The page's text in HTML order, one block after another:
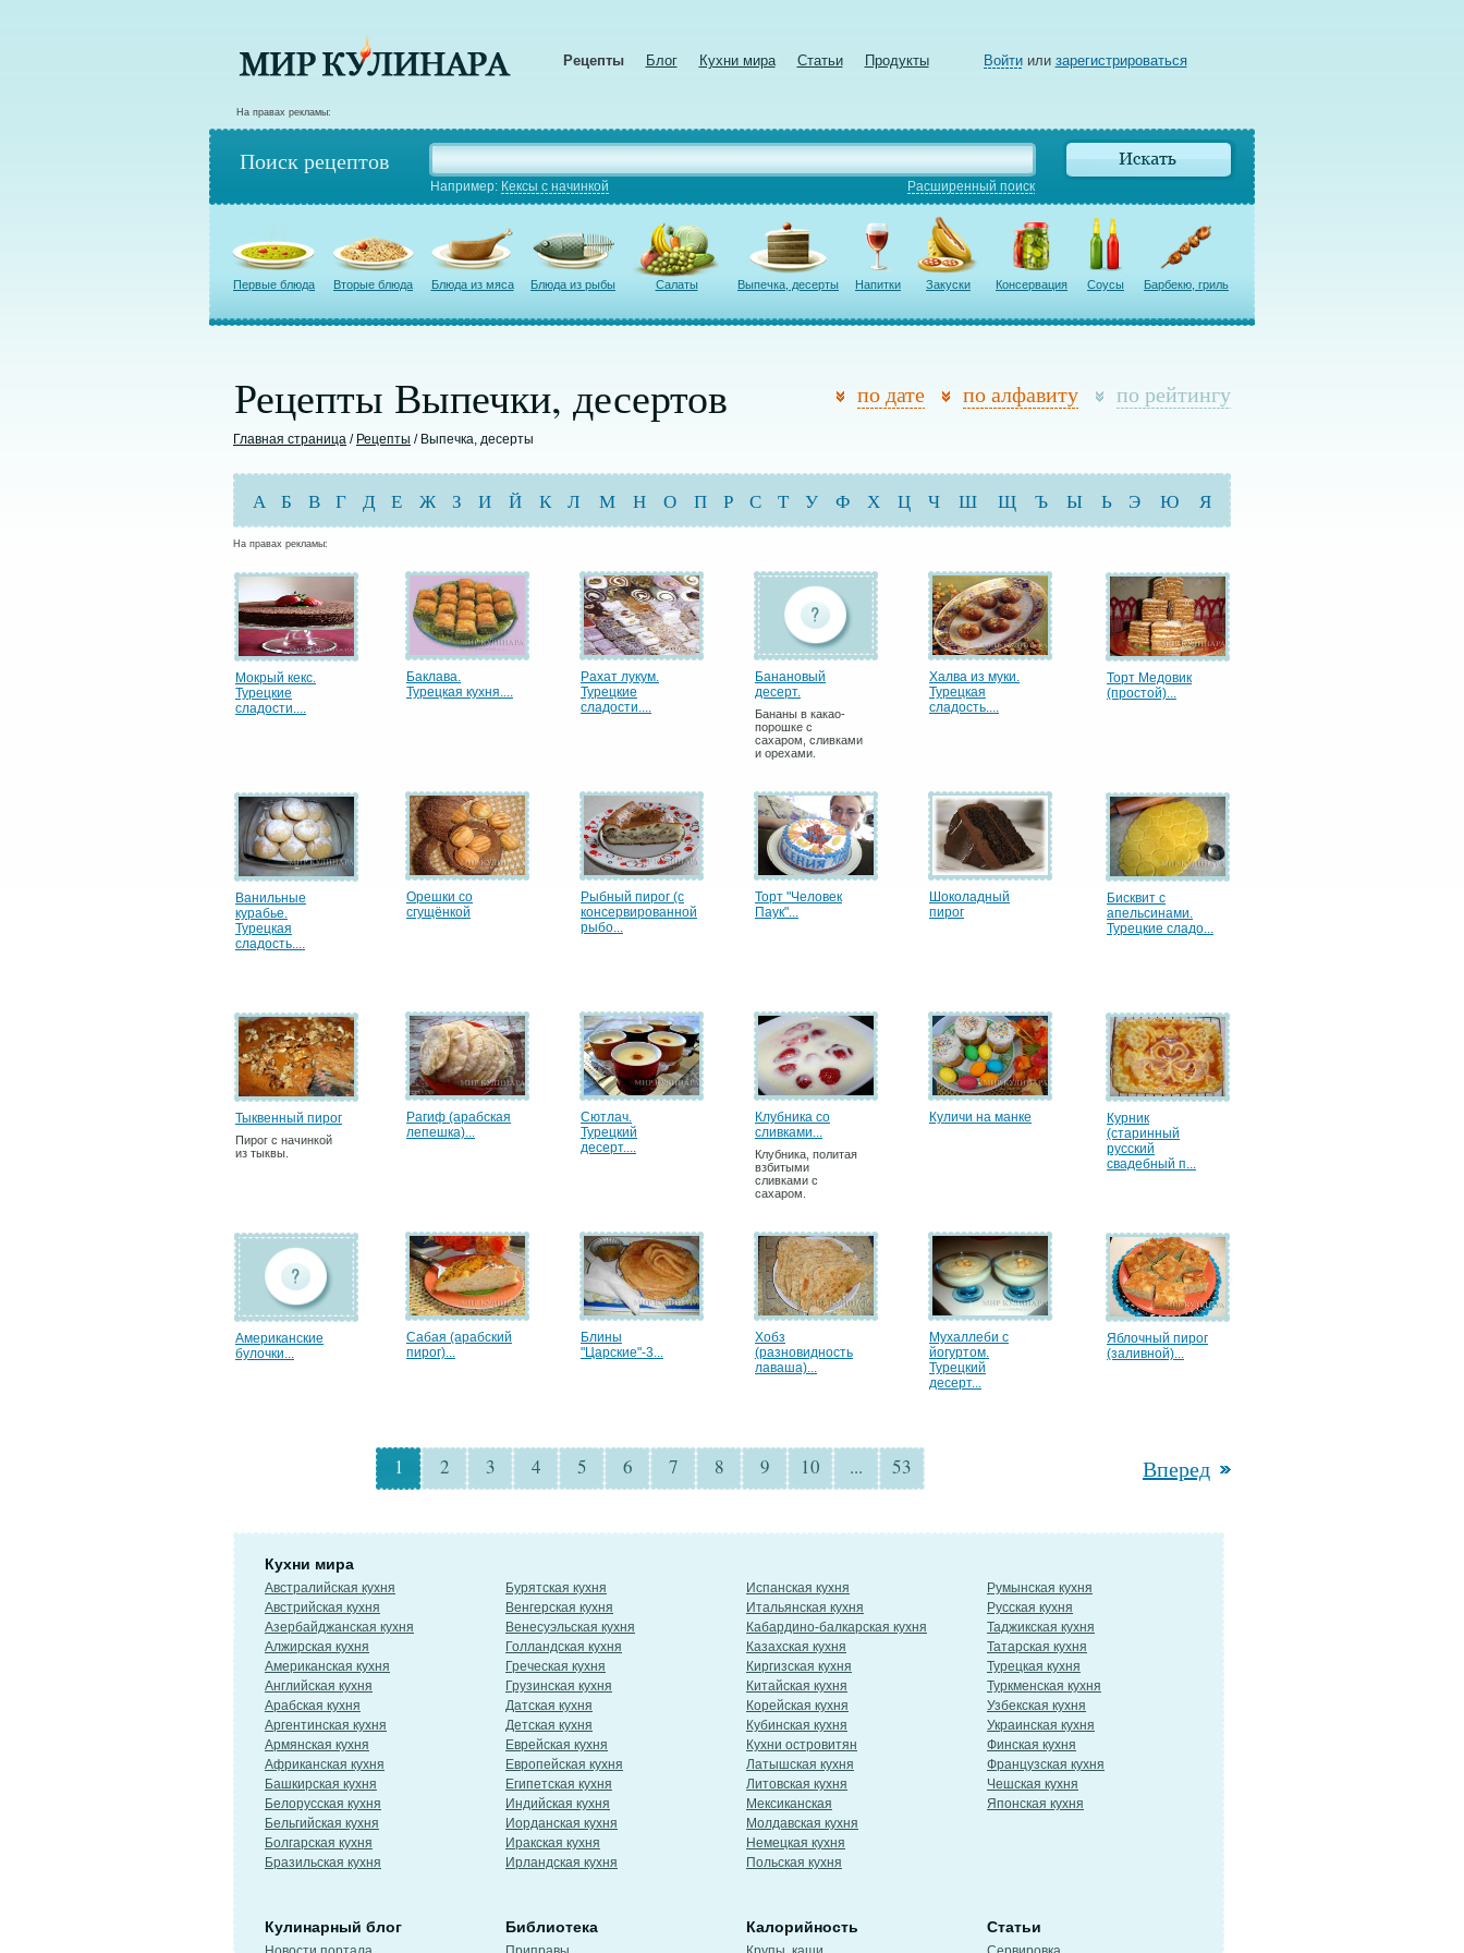
Рецепты Блог Кухни мира Статьи Продукты Войтиили зарегистрироваться
На правах рекламы:
Поиск рецептов
Например: Кексы с начинкой Расширенный поиск
Первые блюда Вторые блюда Блюда из мяса Блюда из рыбы Салаты Выпечка, десерты Напитки Закуски Консервация Соусы Барбекю, гриль
Рецепты Выпечки, десертов по дате по алфавиту по рейтингу
Главная страница / Рецепты / Выпечка, десерты
А Б В Г Д Е Ж З И Й К Л М Н О П Р С Т У Ф Х Ц Ч Ш Щ Ъ Ы Ь Э Ю Я
На правах рекламы:
Мокрый кекс.
Турецкие
сладости....
Баклава.
Турецкая кухня....
Рахат лукум.
Турецкие
сладости....
Банановый
десерт.
Бананы в какао-
порошке с
сахаром, сливками
и орехами.
Халва из муки.
Турецкая
сладость....
Торт Медовик
(простой)...
Ванильные
курабье.
Турецкая
сладость....
Орешки со
сгущёнкой
Рыбный пирог (с
консервированной
рыбо...
Торт "Человек
Паук"...
Шоколадный
пирог
Бисквит с
апельсинами.
Турецкие сладо...
Тыквенный пирог
Пирог с начинкой
из тыквы.
Рагиф (арабская
лепешка)...
Сютлач.
Турецкий
десерт....
Клубника со
сливками...
Клубника, политая
взбитыми
сливками с
сахаром.
Куличи на манке
Курник
(старинный
русский
свадебный п...
Американские
булочки...
Сабая (арабский
пирог)...
Блины
"Царские"-3...
Хобз
(разновидность
лаваша)...
Мухаллеби с
йогуртом.
Турецкий
десерт...
Яблочный пирог
(заливной)...
1 2 3 4 5 6 7 8 9 10 ... 53 Вперед
Кухни мира
Австралийская кухня
Австрийская кухня
Азербайджанская кухня
Алжирская кухня
Американская кухня
Английская кухня
Арабская кухня
Аргентинская кухня
Армянская кухня
Африканская кухня
Башкирская кухня
Белорусская кухня
Бельгийская кухня
Болгарская кухня
Бразильская кухня
Бурятская кухня
Венгерская кухня
Венесуэльская кухня
Голландская кухня
Греческая кухня
Грузинская кухня
Датская кухня
Детская кухня
Еврейская кухня
Европейская кухня
Египетская кухня
Индийская кухня
Иорданская кухня
Иракская кухня
Ирландская кухня
Испанская кухня
Итальянская кухня
Кабардино-балкарская кухня
Казахская кухня
Киргизская кухня
Китайская кухня
Корейская кухня
Кубинская кухня
Кухни островитян
Латышская кухня
Литовская кухня
Мексиканская
Молдавская кухня
Немецкая кухня
Польская кухня
Румынская кухня
Русская кухня
Таджикская кухня
Татарская кухня
Турецкая кухня
Туркменская кухня
Узбекская кухня
Украинская кухня
Финская кухня
Французская кухня
Чешская кухня
Японская кухня
Кулинарный блог Библиотека Калорийность Статьи